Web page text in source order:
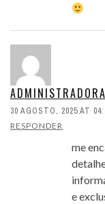
30 AGOSTO, 2025 AT
RESPONDER
me
e